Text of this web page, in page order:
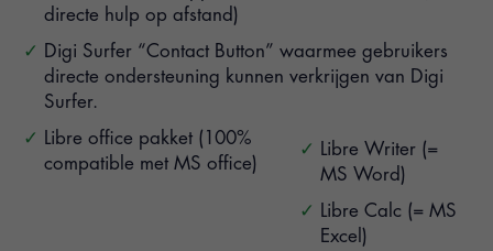
directe hulp op afstand)
Digi Surfer “Contact Button” waarmee gebruikers
directe ondersteuning kunnen verkrijgen van Digi
Surfer.
Libre office pakket (100%
compatible met MS office)
Libre Writer (=
MS Word)
Libre Calc (= MS
Excel)